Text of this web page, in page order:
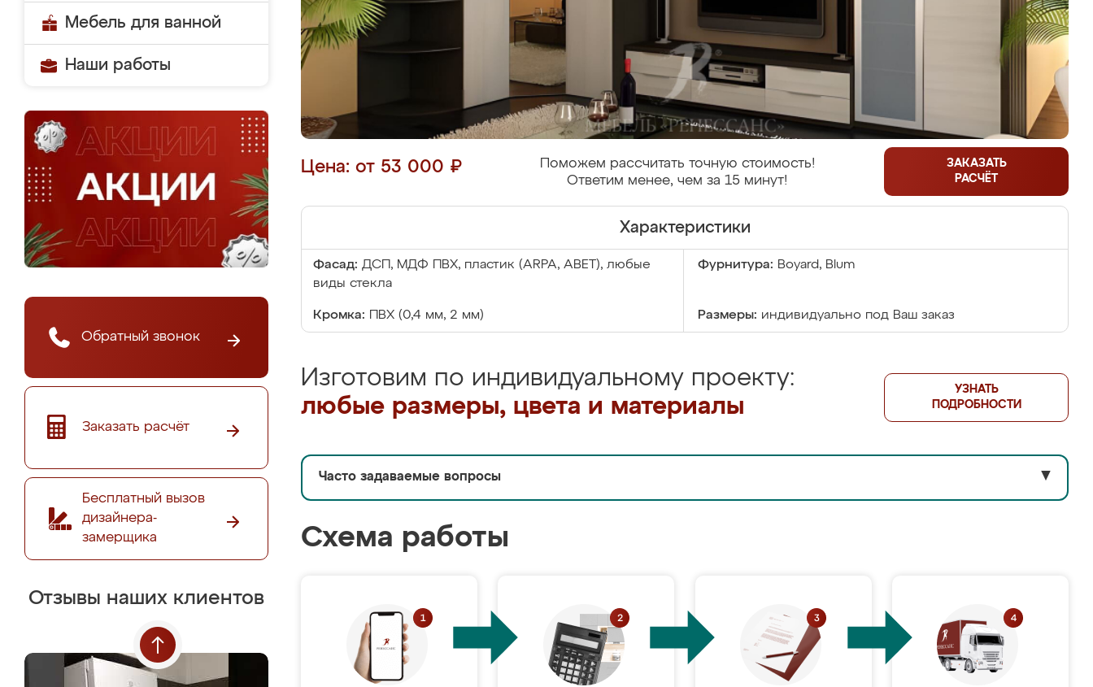
Мебель для ванной
Наши работы
Обратный звонок
Заказать расчёт
Бесплатный вызов
дизайнера-
замерщика
Отзывы наших клиентов
Цена: от 53 000 ₽
Поможем рассчитать точную стоимость!
Ответим менее, чем за 15 минут!
ЗАКАЗАТЬ
РАСЧЁТ
Характеристики
Фасад: ДСП, МДФ ПВХ, пластик (ARPA, ABET), любые
виды стекла
Фурнитура: Boyard, Blum
Кромка: ПВХ (0,4 мм, 2 мм) Размеры: индивидуально под Ваш заказ
Изготовим по индивидуальному проекту:
любые размеры, цвета и материалы
УЗНАТЬ
ПОДРОБНОСТИ
Часто задаваемые вопросы ▼
Схема работы